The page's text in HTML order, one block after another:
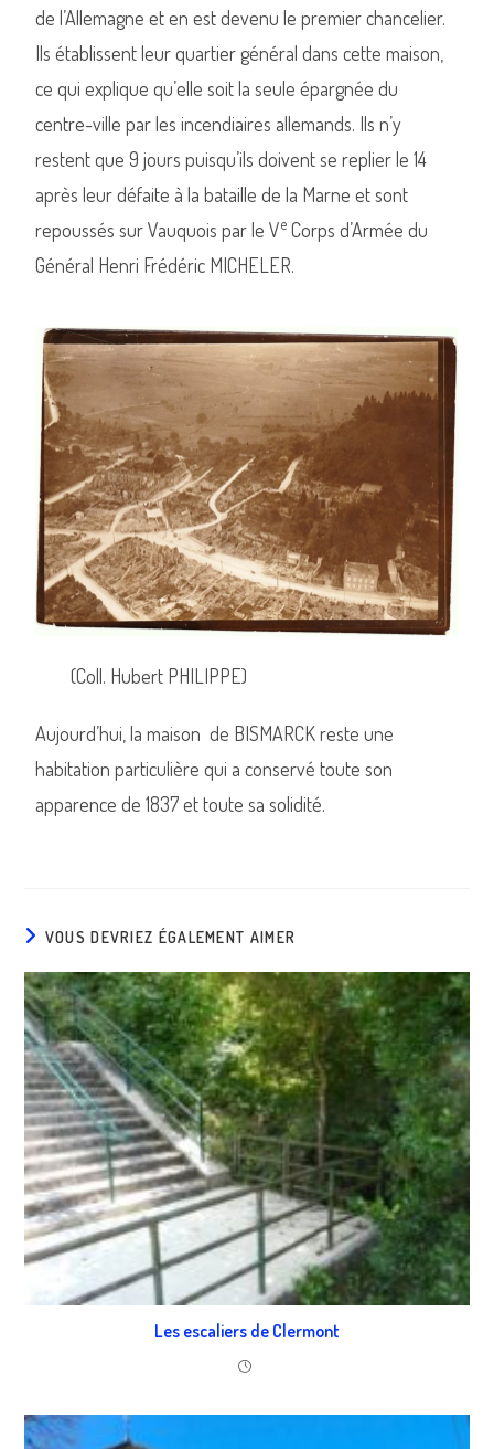
de l’Allemagne et en est devenu le premier chancelier.
Ils établissent leur quartier général dans cette maison,
ce qui explique qu’elle soit la seule épargnée du
centre-ville par les incendiaires allemands. Ils n’y
restent que 9 jours puisqu’ils doivent se replier le 14
après leur défaite à la bataille de la Marne et sont
repoussés sur Vauquois par le Ve Corps d’Armée du
Général Henri Frédéric MICHELER.
(Coll. Hubert PHILIPPE)
Aujourd’hui, la maison de BISMARCK reste une
habitation particulière qui a conservé toute son
apparence de 1837 et toute sa solidité.
VOUS DEVRIEZ ÉGALEMENT AIMER
Les escaliers de Clermont